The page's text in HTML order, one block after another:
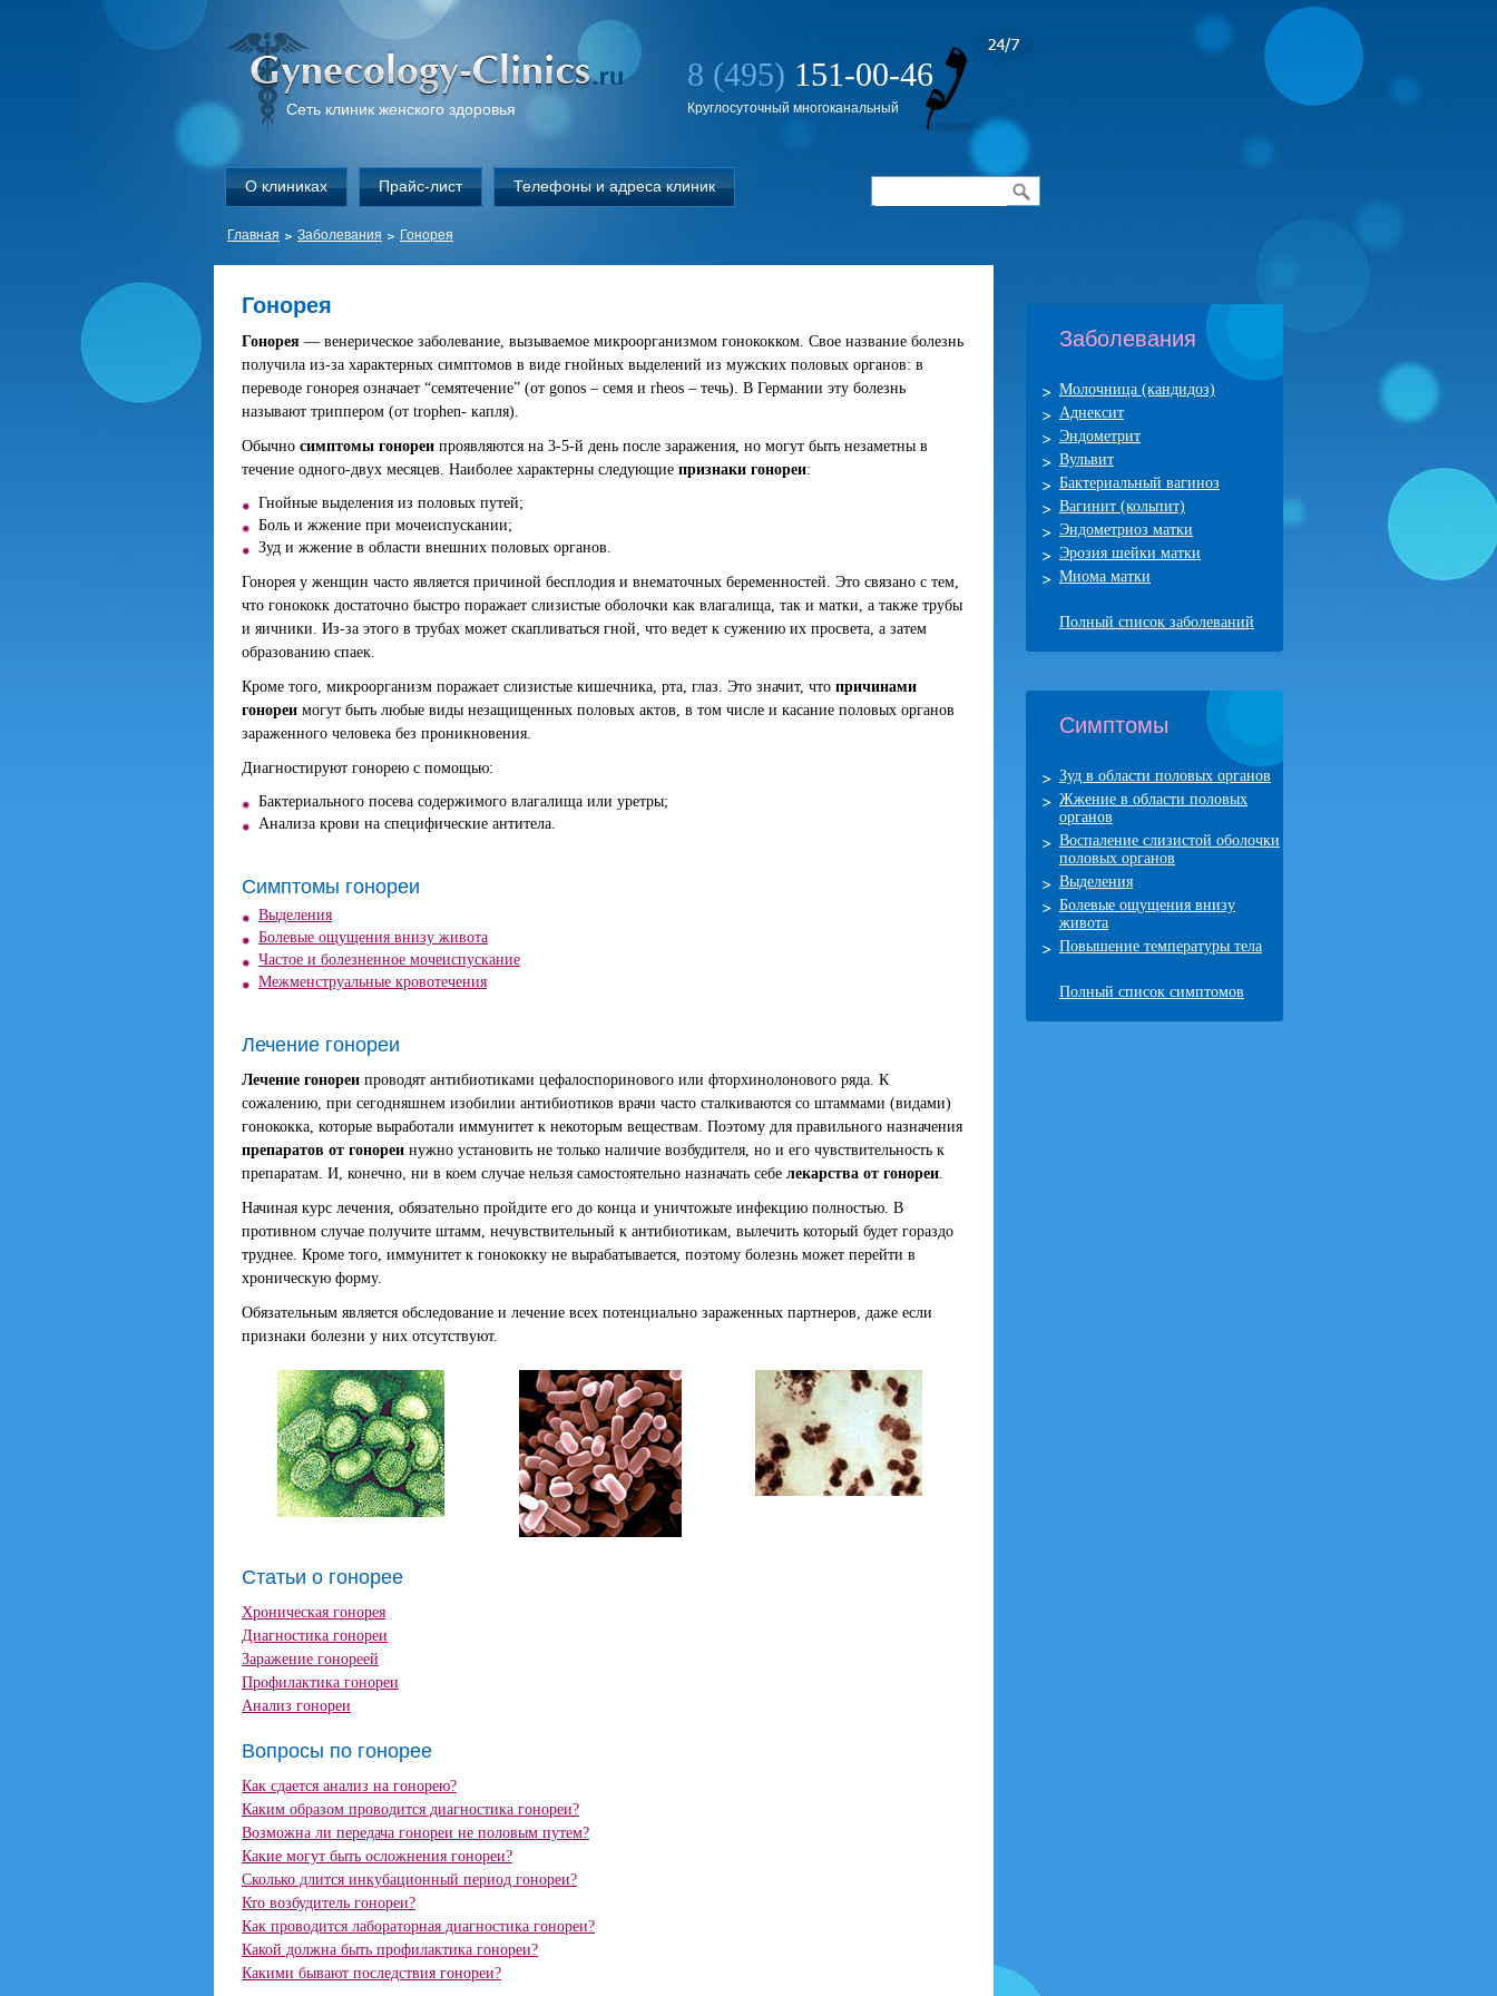
Сеть клиник женского здоровья
8 (495) 151-00-46
Круглосуточный многоканальный
О клиниках Прайс-лист Телефоны и адреса клиник
Главная Заболевания Гонорея
Гонорея
Гонорея — венерическое заболевание, вызываемое микроорганизмом гонококком. Свое название болезнь
получила из-за характерных симптомов в виде гнойных выделений из мужских половых органов: в
переводе гонорея означает “семятечение” (от gonos – семя и rheos – течь). В Германии эту болезнь
называют триппером (от trophen- капля).
Обычно симптомы гонореи проявляются на 3-5-й день после заражения, но могут быть незаметны в
течение одного-двух месяцев. Наиболее характерны следующие признаки гонореи:
Гнойные выделения из половых путей;
Боль и жжение при мочеиспускании;
Зуд и жжение в области внешних половых органов.
Гонорея у женщин часто является причиной бесплодия и внематочных беременностей. Это связано с тем,
что гонококк достаточно быстро поражает слизистые оболочки как влагалища, так и матки, а также трубы
и яичники. Из-за этого в трубах может скапливаться гной, что ведет к сужению их просвета, а затем
образованию спаек.
Кроме того, микроорганизм поражает слизистые кишечника, рта, глаз. Это значит, что причинами
гонореи могут быть любые виды незащищенных половых актов, в том числе и касание половых органов
зараженного человека без проникновения.
Диагностируют гонорею с помощью:
Бактериального посева содержимого влагалища или уретры;
Анализа крови на специфические антитела.
Симптомы гонореи
Выделения
Болевые ощущения внизу живота
Частое и болезненное мочеиспускание
Межменструальные кровотечения
Лечение гонореи
Лечение гонореи проводят антибиотиками цефалоспоринового или фторхинолонового ряда. К
сожалению, при сегодняшнем изобилии антибиотиков врачи часто сталкиваются со штаммами (видами)
гонококка, которые выработали иммунитет к некоторым веществам. Поэтому для правильного назначения
препаратов от гонореи нужно установить не только наличие возбудителя, но и его чувствительность к
препаратам. И, конечно, ни в коем случае нельзя самостоятельно назначать себе лекарства от гонореи.
Начиная курс лечения, обязательно пройдите его до конца и уничтожьте инфекцию полностью. В
противном случае получите штамм, нечувствительный к антибиотикам, вылечить который будет гораздо
труднее. Кроме того, иммунитет к гонококку не вырабатывается, поэтому болезнь может перейти в
хроническую форму.
Обязательным является обследование и лечение всех потенциально зараженных партнеров, даже если
признаки болезни у них отсутствуют.
Статьи о гонорее
Хроническая гонорея
Диагностика гонореи
Заражение гонореей
Профилактика гонореи
Анализ гонореи
Вопросы по гонорее
Как сдается анализ на гонорею?
Каким образом проводится диагностика гонореи?
Возможна ли передача гонореи не половым путем?
Какие могут быть осложнения гонореи?
Сколько длится инкубационный период гонореи?
Кто возбудитель гонореи?
Как проводится лабораторная диагностика гонореи?
Какой должна быть профилактика гонореи?
Какими бывают последствия гонореи?
Заболевания
Молочница (кандидоз)
Аднексит
Эндометрит
Вульвит
Бактериальный вагиноз
Вагинит (кольпит)
Эндометриоз матки
Эрозия шейки матки
Миома матки
Полный список заболеваний
Симптомы
Зуд в области половых органов
Жжение в области половых
органов
Воспаление слизистой оболочки
половых органов
Выделения
Болевые ощущения внизу
живота
Повышение температуры тела
Полный список симптомов